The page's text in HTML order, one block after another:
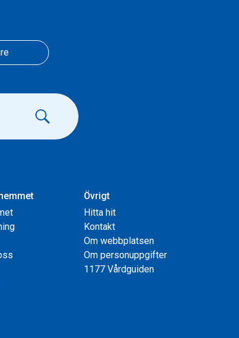
Övrigt
Hitta hit
Kontakt
Om webbplatsen
Om personuppgifter
1177 Vårdguiden